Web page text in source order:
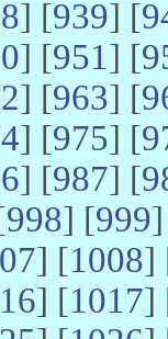
] [939] [
] [951] [
] [963] [
] [975] [
] [987] [
998] [999
] [1008]
] [1017]